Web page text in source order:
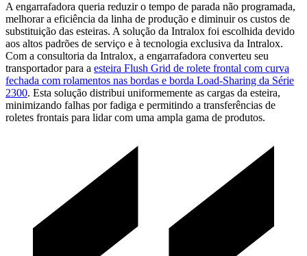
A engarrafadora queria reduzir o tempo de parada não programada,
melhorar a eficiência da linha de produção e diminuir os custos de
substituição das esteiras. A solução da Intralox foi escolhida devido
aos altos padrões de serviço e à tecnologia exclusiva da Intralox.
Com a consultoria da Intralox, a engarrafadora converteu seu
transportador para a esteira Flush Grid de rolete frontal com curva
fechada com rolamentos nas bordas e borda Load-Sharing da Série
2300. Esta solução distribui uniformemente as cargas da esteira,
minimizando falhas por fadiga e permitindo a transferências de
roletes frontais para lidar com uma ampla gama de produtos.